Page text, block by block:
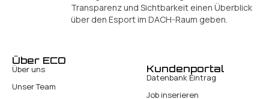
Transparenz und Sichtbarkeit einen Überblick
über den Esport im DACH-Raum geben.
Über ECO
Über uns
Unser Team
Kundenportal
Datenbank Eintrag
Job inserieren